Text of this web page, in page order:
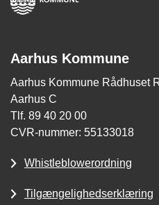
Aarhus Kommune
Aarhus Kommune Rådhuset
Aarhus C
Tlf. 89 40 20 00
CVR-nummer: 55133018
Whistleblowerordning
Tilgængelighedserklæring